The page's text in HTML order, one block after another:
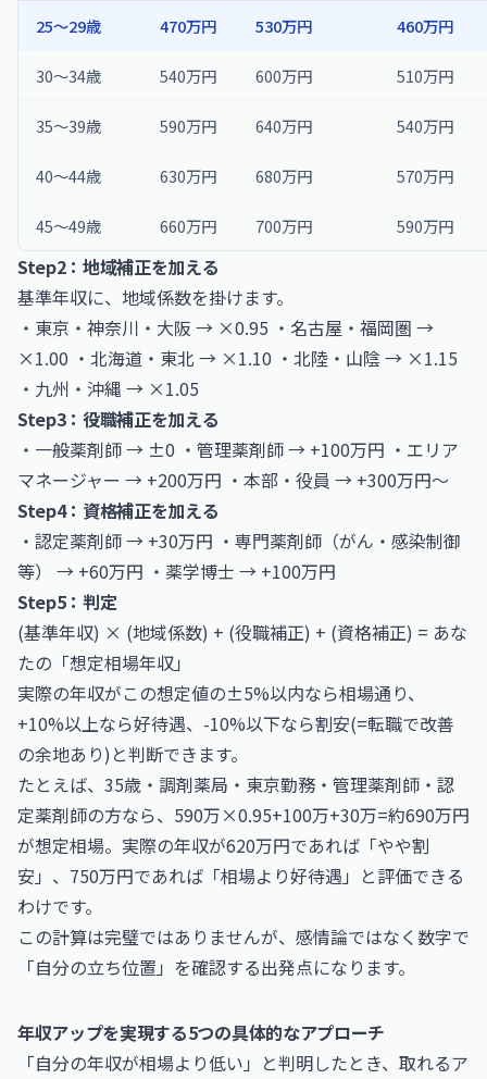
25〜29歳 470万円 530万円 460万円
30〜34歳 540万円 600万円 510万円
35〜39歳 590万円 640万円 540万円
40〜44歳 630万円 680万円 570万円
45〜49歳 660万円 700万円 590万円
Step2：地域補正を加える
基準年収に、地域係数を掛けます。
・東京・神奈川・大阪 → ×0.95 ・名古屋・福岡圏 →
×1.00 ・北海道・東北 → ×1.10 ・北陸・山陰 → ×1.15
・九州・沖縄 → ×1.05
Step3：役職補正を加える
・一般薬剤師 → ±0 ・管理薬剤師 → +100万円 ・エリア
マネージャー → +200万円 ・本部・役員 → +300万円〜
Step4：資格補正を加える
・認定薬剤師 → +30万円 ・専門薬剤師（がん・感染制御
等） → +60万円 ・薬学博士 → +100万円
Step5：判定
(基準年収) × (地域係数) + (役職補正) + (資格補正) = あな
たの「想定相場年収」
実際の年収がこの想定値の±5%以内なら相場通り、
+10%以上なら好待遇、-10%以下なら割安(=転職で改善
の余地あり)と判断できます。
たとえば、35歳・調剤薬局・東京勤務・管理薬剤師・認
定薬剤師の方なら、590万×0.95+100万+30万=約690万円
が想定相場。実際の年収が620万円であれば「やや割
安」、750万円であれば「相場より好待遇」と評価できる
わけです。
この計算は完璧ではありませんが、感情論ではなく数字で
「自分の立ち位置」を確認する出発点になります。
年収アップを実現する5つの具体的なアプローチ
「自分の年収が相場より低い」と判明したとき、取れるア